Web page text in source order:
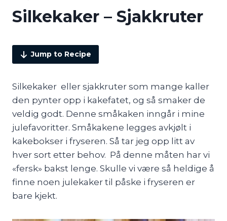
Silkekaker – Sjakkruter
Jump to Recipe
Silkekaker eller sjakkruter som mange kaller
den pynter opp i kakefatet, og så smaker de
veldig godt. Denne småkaken inngår i mine
julefavoritter. Småkakene legges avkjølt i
kakebokser i fryseren. Så tar jeg opp litt av
hver sort etter behov. På denne måten har vi
«fersk» bakst lenge. Skulle vi være så heldige å
finne noen julekaker til påske i fryseren er
bare kjekt.